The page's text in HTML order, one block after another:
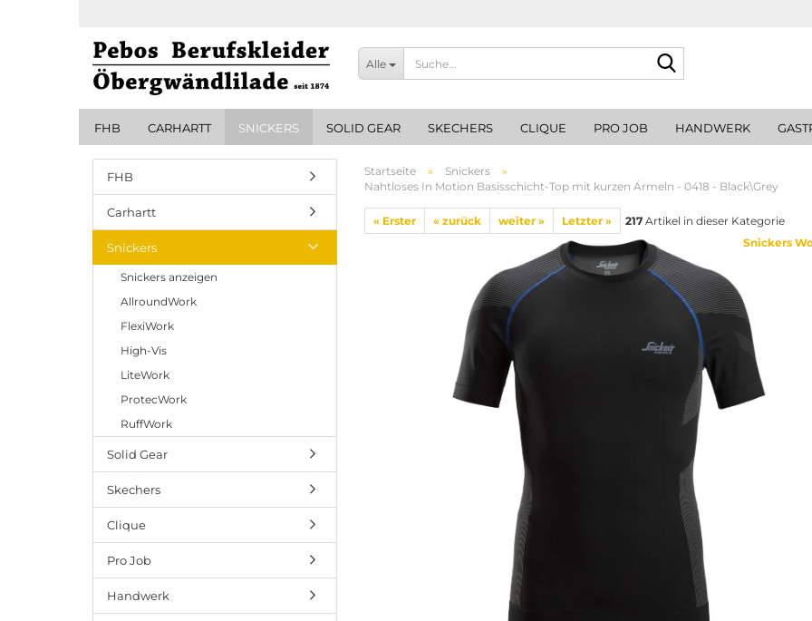
Alle
FHB CARHARTT SNICKERS SOLID GEAR SKECHERS CLIQUE PRO JOB HANDWERK
Startseite » Snickers
»
Nahtloses In Motion Basisschicht-Top mit kurzen Ärmeln - 0418 - Black\Grey
« Erster « zurück weiter » Letzter » 217 Artikel in dieser Kategorie
Snickers
FHB
Carhartt
Snickers
Snickers anzeigen
AllroundWork
FlexiWork
High-Vis
LiteWork
ProtecWork
RuffWork
Solid Gear
Skechers
Clique
Pro Job
Handwerk